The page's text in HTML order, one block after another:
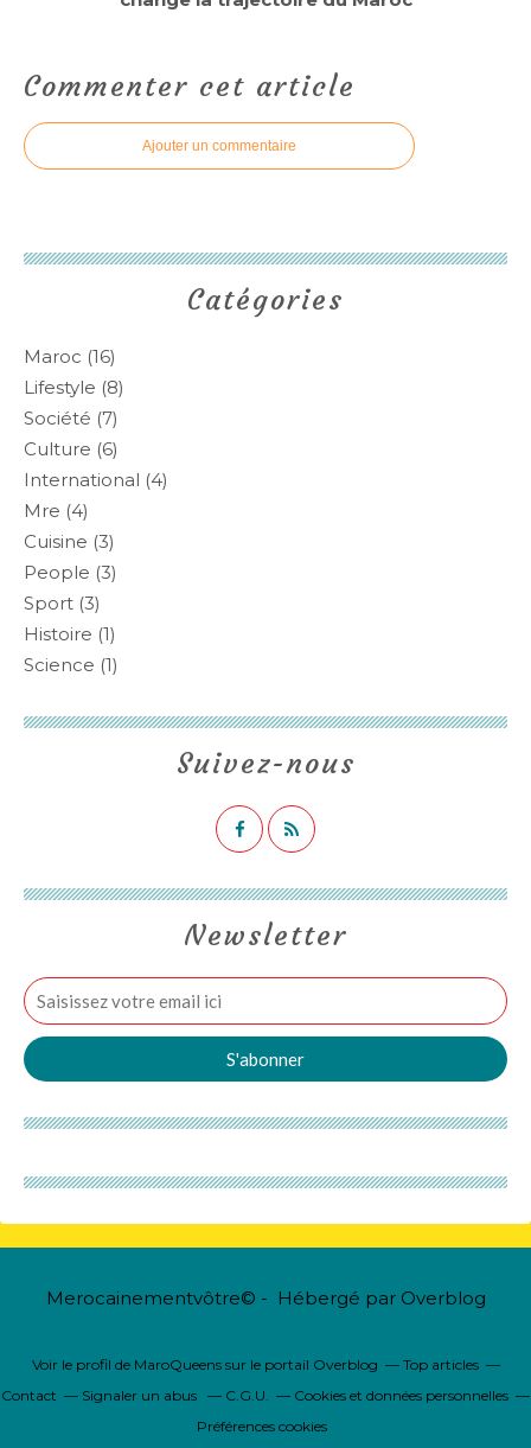
Commenter cet article
Ajouter un commentaire
Newsletter
Catégories
Maroc (16)
Lifestyle (8)
Société (7)
Culture (6)
International (4)
Mre (4)
Cuisine (3)
People (3)
Sport (3)
Histoire (1)
Science (1)
Suivez-nous
Merocainementvôtre© - Hébergé par Overblog
Voir le profil de MaroQueenssur le portail Overblog
Top articles
Contact
Signaler un abus C.G.U.
Cookies et données personnelles
Préférences cookies